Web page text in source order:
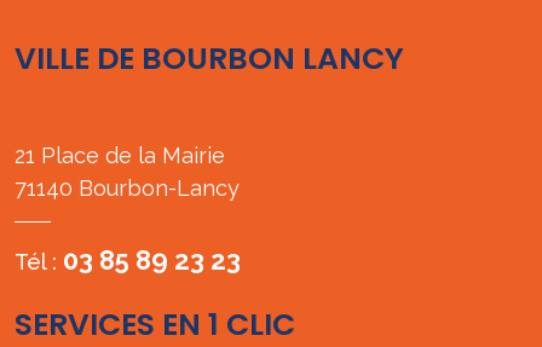
VILLE DE BOURBON LANCY
21 Place de la Mairie
71140 Bourbon-Lancy
Tél : 03 85 89 23 23
SERVICES EN 1 CLIC